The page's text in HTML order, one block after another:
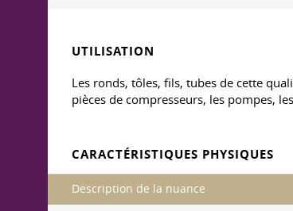
UTILISATION
Les ronds, tôles, fils, tubes de cette
pièces de compresseurs, les pompes,
CARACTÉRISTIQUES PHYSIQUES
Description de la nuance